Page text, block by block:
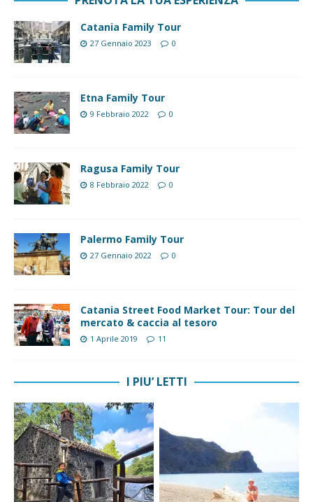
Catania Family Tour
27 Gennaio 2023 0
Etna Family Tour
9 Febbraio 2022 0
Ragusa Family Tour
8 Febbraio 2022 0
Palermo Family Tour
27 Gennaio 2022 0
Catania Street Food Market Tour: Tour del
mercato & caccia al tesoro
1 Aprile 2019 11
I PIU’ LETTI